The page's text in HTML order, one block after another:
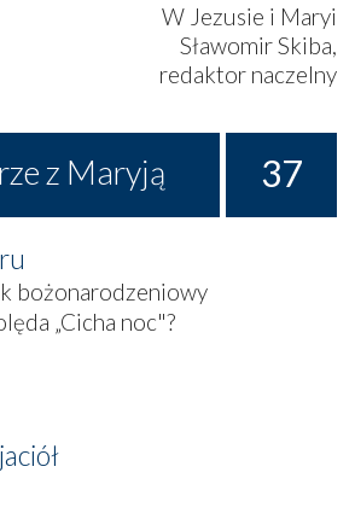
W Jezusie i Maryi
Sławomir Skiba,
redaktor naczelny
z Maryją 37
bożonarodzeniowy
„Cicha noc"?